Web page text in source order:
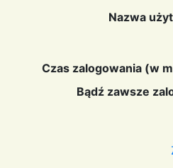
Nazwa
Czas zalogowania (w
Bądź zawsze